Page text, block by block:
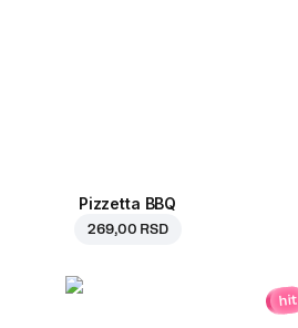
Pizzetta BBQ
269,00 RSD
hit